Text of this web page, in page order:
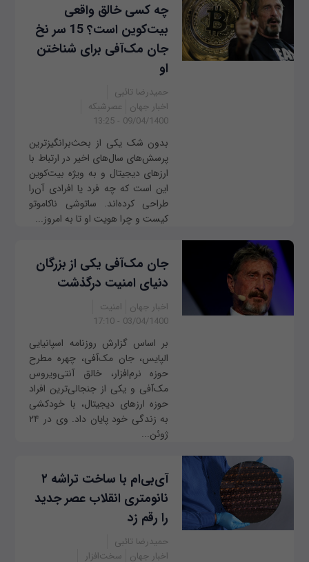
چه کسی خالق واقعی
بیت‌کوین است؟ 15 سر نخ
جان مک‌آفی برای شناختن
او
حمیدرضا تائبی
اخبار جهان
عصرشبکه
09/04/1400 - 13:25
بدون شک یکی از بحث‌برانگیز‌ترین
پرسش‌های سال‌های اخیر در ارتباط با
ارز‌های دیجیتال و به ویژه بیت‌کوین
این است که چه فرد یا افرادی آن‌را
طراحی کرده‌اند. ساتوشی ناکاموتو
کیست و چرا هویت او تا به امروز...
جان مک‌آفی یکی از بزرگان
دنیای امنیت درگذشت
اخبار جهان
امنیت
03/04/1400 - 17:10
بر اساس گزارش روزنامه اسپانیایی
الپایس، جان مک‌آفی، چهره مطرح
حوزه نرم‌افزار، خالق آنتی‌ویروس
مک‌آفی و یکی از جنجالی‌ترین افراد
حوزه ارزهای دیجیتال، با خودکشی
به زندگی خود پایان داد. وی در ۲۴
ژوئن...
آی‌بی‌ام با ساخت تراشه‌ ۲
نانومتری انقلاب عصر جدید
را رقم زد
حمیدرضا تائبی
اخبار جهان
سخت‌افزار